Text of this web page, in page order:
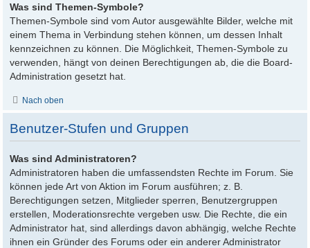
Was sind Themen-Symbole?
Themen-Symbole sind vom Autor ausgewählte Bilder, welche mit
einem Thema in Verbindung stehen können, um dessen Inhalt
kennzeichnen zu können. Die Möglichkeit, Themen-Symbole zu
verwenden, hängt von deinen Berechtigungen ab, die die Board-
Administration gesetzt hat.
Nach oben
Benutzer-Stufen und Gruppen
Was sind Administratoren?
Administratoren haben die umfassendsten Rechte im Forum. Sie
können jede Art von Aktion im Forum ausführen; z. B.
Berechtigungen setzen, Mitglieder sperren, Benutzergruppen
erstellen, Moderationsrechte vergeben usw. Die Rechte, die ein
Administrator hat, sind allerdings davon abhängig, welche Rechte
ihnen ein Gründer des Forums oder ein anderer Administrator